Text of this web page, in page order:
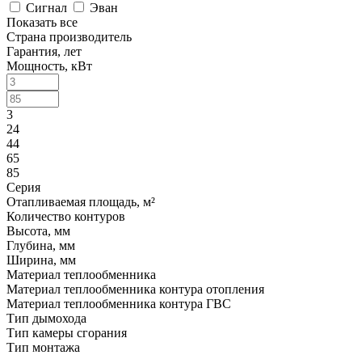
Сигнал
Эван
Показать все
Страна производитель
Гарантия, лет
Мощность, кВт
3
24
44
65
85
Серия
Отапливаемая площадь, м²
Количество контуров
Высота, мм
Глубина, мм
Ширина, мм
Материал теплообменника
Материал теплообменника контура отопления
Материал теплообменника контура ГВС
Тип дымохода
Тип камеры сгорания
Тип монтажа